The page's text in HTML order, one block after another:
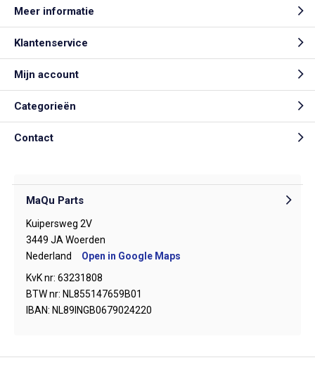
Meer informatie
Klantenservice
Mijn account
Categorieën
Contact
MaQu Parts
Kuipersweg 2V
3449 JA Woerden
Nederland
Open in Google Maps
KvK nr: 63231808
BTW nr: NL855147659B01
IBAN: NL89INGB0679024220